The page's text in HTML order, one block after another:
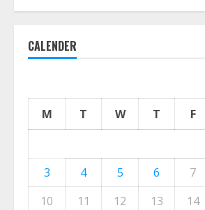
CALENDER
M T W T F
3
4 5 6 7
10
11 12 13 14